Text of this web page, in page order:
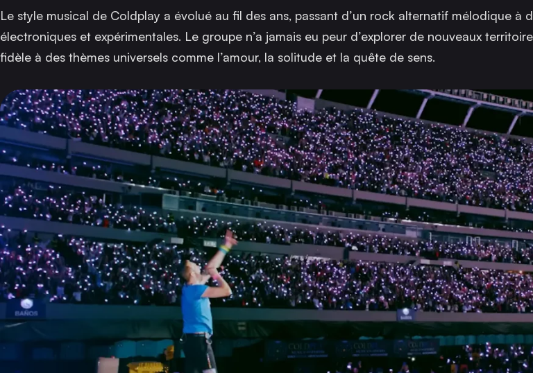
Le style musical de Coldplay a évolué au fil des ans, passant d’un rock alternatif mélodique à
électroniques et expérimentales. Le groupe n’a jamais eu peur d’explorer de nouveaux
fidèle à des thèmes universels comme l’amour, la solitude et la quête de sens.